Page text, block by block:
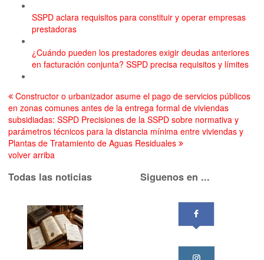
SSPD aclara requisitos para constituir y operar empresas
prestadoras
¿Cuándo pueden los prestadores exigir deudas anteriores
en facturación conjunta? SSPD precisa requisitos y límites
Constructor o urbanizador asume el pago de servicios públicos
en zonas comunes antes de la entrega formal de viviendas
subsidiadas: SSPD Precisiones de la SSPD sobre normativa y
parámetros técnicos para la distancia mínima entre viviendas y
Plantas de Tratamiento de Aguas Residuales
volver arriba
Todas las noticias Siguenos en ...